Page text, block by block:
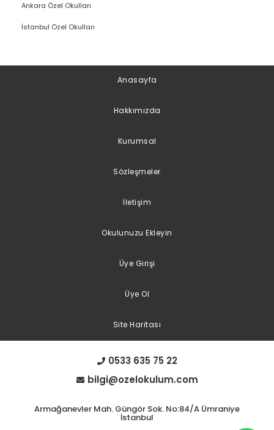
Ankara Özel Okulları
İstanbul Özel Okulları
Anasayfa
Hakkımızda
Kurumsal
Sözleşmeler
İletişim
Okulunuzu Ekleyin
Üye Girişi
Üye Ol
Site Haritası
0533 635 75 22
bilgi@ozelokulum.com
Armağanevler Mah. Güngör Sok. No:84/A Ümraniye
İstanbul